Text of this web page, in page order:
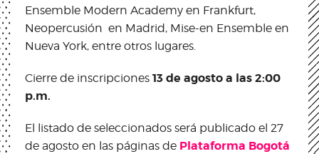
Ensemble Modern Academy en Frankfurt,
Neopercusión en Madrid, Mise-en Ensemble en
Nueva York, entre otros lugares.
Cierre de inscripciones 13 de agosto a las 2:00
p.m.
El listado de seleccionados será publicado el 27
de agosto en las páginas de Plataforma Bogotá